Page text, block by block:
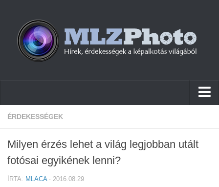
Hírek
Cikkek
ÉRDEKESSÉGEK
Milyen érzés lehet a világ legjobban utált
fotósai egyikének lenni?
ÍRTA: MLACA· 2016.08.29